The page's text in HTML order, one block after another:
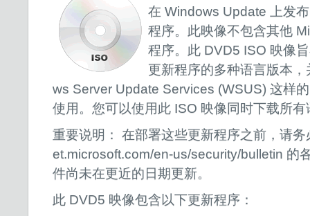
在 Windows Update 上发
程序。此映像不包含其他
程序。此 DVD5 ISO 映像
更新程序的多种语言版本
ws Server Update Services (WSUS) 这样
使用。您可以使用此 ISO 映像同时下载所
重要说明： 在部署这些更新程序之前，请
et.microsoft.com/en-us/security/bulletin 的
件尚未在更近的日期更新。
此 DVD5 映像包含以下更新程序：